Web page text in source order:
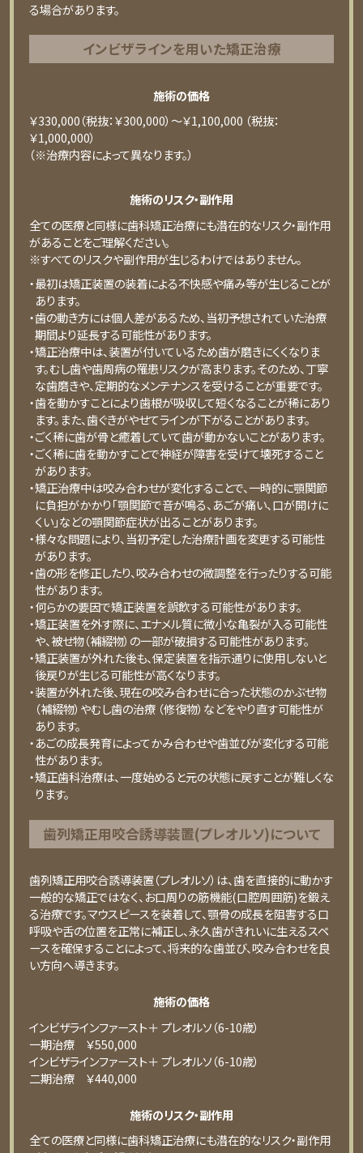
る場合があります。
インビザラインを用いた矯正治療
施術の価格
￥330,000（税抜：￥300,000）～￥1,100,000 （税抜：
￥1,000,000）
（※治療内容によって異なります。）
施術のリスク・副作用
全ての医療と同様に歯科矯正治療にも潜在的なリスク・副作用
があることをご理解ください。
※すべてのリスクや副作用が生じるわけではありません。
・最初は矯正装置の装着による不快感や痛み等が生じることが
あります。
・歯の動き方には個人差があるため、当初予想されていた治療
期間より延長する可能性があります。
・矯正治療中は、装置が付いているため歯が磨きにくくなりま
す。むし歯や歯周病の罹患リスクが高まります。そのため、丁寧
な歯磨きや、定期的なメンテナンスを受けることが重要です。
・歯を動かすことにより歯根が吸収して短くなることが稀にあり
ます。また、歯ぐきがやせてラインが下がることがあります。
・ごく稀に歯が骨と癒着していて歯が動かないことがあります。
・ごく稀に歯を動かすことで神経が障害を受けて壊死すること
があります。
・矯正治療中は咬み合わせが変化することで、一時的に顎関節
に負担がかかり「顎関節で音が鳴る、あごが痛い、口が開けに
くい」などの顎関節症状が出ることがあります。
・様々な問題により、当初予定した治療計画を変更する可能性
があります。
・歯の形を修正したり、咬み合わせの微調整を行ったりする可能
性があります。
・何らかの要因で矯正装置を誤飲する可能性があります。
・矯正装置を外す際に、エナメル質に微小な亀裂が入る可能性
や、被せ物（補綴物）の一部が破損する可能性があります。
・矯正装置が外れた後も、保定装置を指示通りに使用しないと
後戻りが生じる可能性が高くなります。
・装置が外れた後、現在の咬み合わせに合った状態のかぶせ物
（補綴物）やむし歯の治療 （修復物）などをやり直す可能性が
あります。
・あごの成長発育によってかみ合わせや歯並びが変化する可能
性があります。
・矯正歯科治療は、一度始めると元の状態に戻すことが難しくな
ります。
⻭列矯正⽤咬合誘導装置(プレオルソ)について
歯列矯正用咬合誘導装置（プレオルソ）は、歯を直接的に動かす
一般的な矯正ではなく、お口周りの筋機能(口腔周囲筋)を鍛え
る治療です。マウスピースを装着して、顎骨の成長を阻害する口
呼吸や舌の位置を正常に補正し、永久歯がきれいに生えるスペ
ースを確保することによって、将来的な歯並び、咬み合わせを良
い方向へ導きます。
施術の価格
インビザラインファースト＋ プレオルソ（6-10歳）
⼀期治療 ￥550,000
インビザラインファースト＋ プレオルソ（6-10歳）
⼆期治療 ￥440,000
施術のリスク・副作用
全ての医療と同様に歯科矯正治療にも潜在的なリスク・副作用